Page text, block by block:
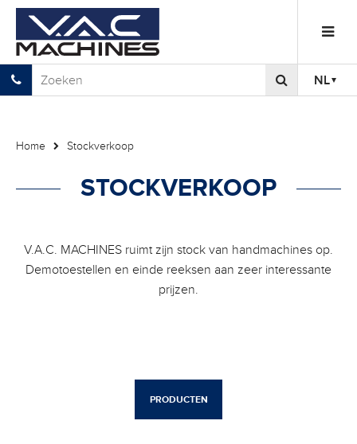
NL
Home Stockverkoop
STOCKVERKOOP
V.A.C. MACHINES ruimt zijn stock van handmachines op.
Demotoestellen en einde reeksen aan zeer interessante
prijzen.
PRODUCTEN